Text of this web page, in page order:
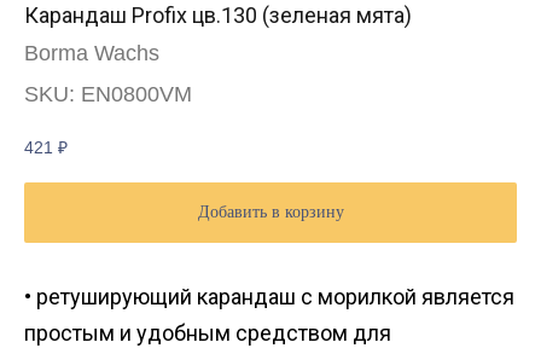
Карандаш Profix цв.130 (зеленая мята)
Borma Wachs
SKU: EN0800VM
421 ₽
Добавить в корзину
• ретуширующий карандаш с морилкой является
простым и удобным средством для